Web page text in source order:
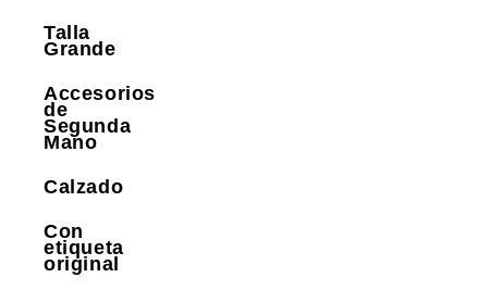
Talla
Grande
Accesorios
de
Segunda
Mano
Calzado
Con
etiqueta
original